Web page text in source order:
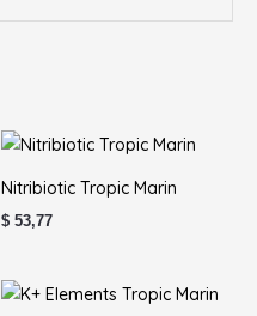
Nitribiotic Tropic Marin
$ 53,77
Rango